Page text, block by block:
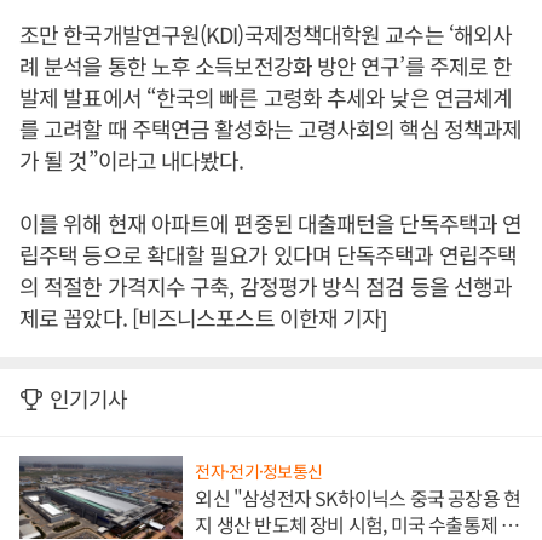
조만 한국개발연구원(KDI)국제정책대학원 교수는 ‘해외사
례 분석을 통한 노후 소득보전강화 방안 연구’를 주제로 한
발제 발표에서 “한국의 빠른 고령화 추세와 낮은 연금체계
를 고려할 때 주택연금 활성화는 고령사회의 핵심 정책과제
가 될 것”이라고 내다봤다.
이를 위해 현재 아파트에 편중된 대출패턴을 단독주택과 연
립주택 등으로 확대할 필요가 있다며 단독주택과 연립주택
의 적절한 가격지수 구축, 감정평가 방식 점검 등을 선행과
제로 꼽았다. [비즈니스포스트 이한재 기자]
인기기사
전자·전기·정보통신
외신 "삼성전자 SK하이닉스 중국 공장용 현
지 생산 반도체 장비 시험, 미국 수출통제 대